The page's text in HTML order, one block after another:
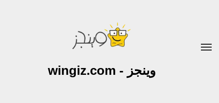
وينجز - wingiz.com